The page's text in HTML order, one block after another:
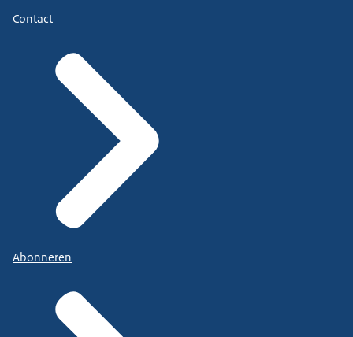
Contact
Abonneren